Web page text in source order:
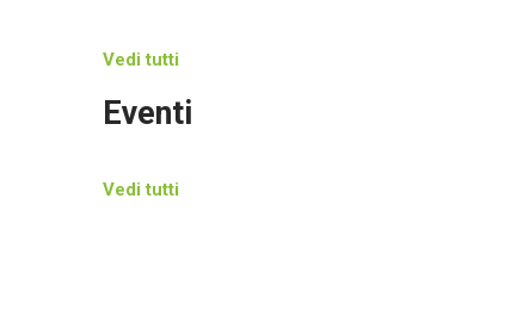
Vedi tutti
Eventi
Vedi tutti